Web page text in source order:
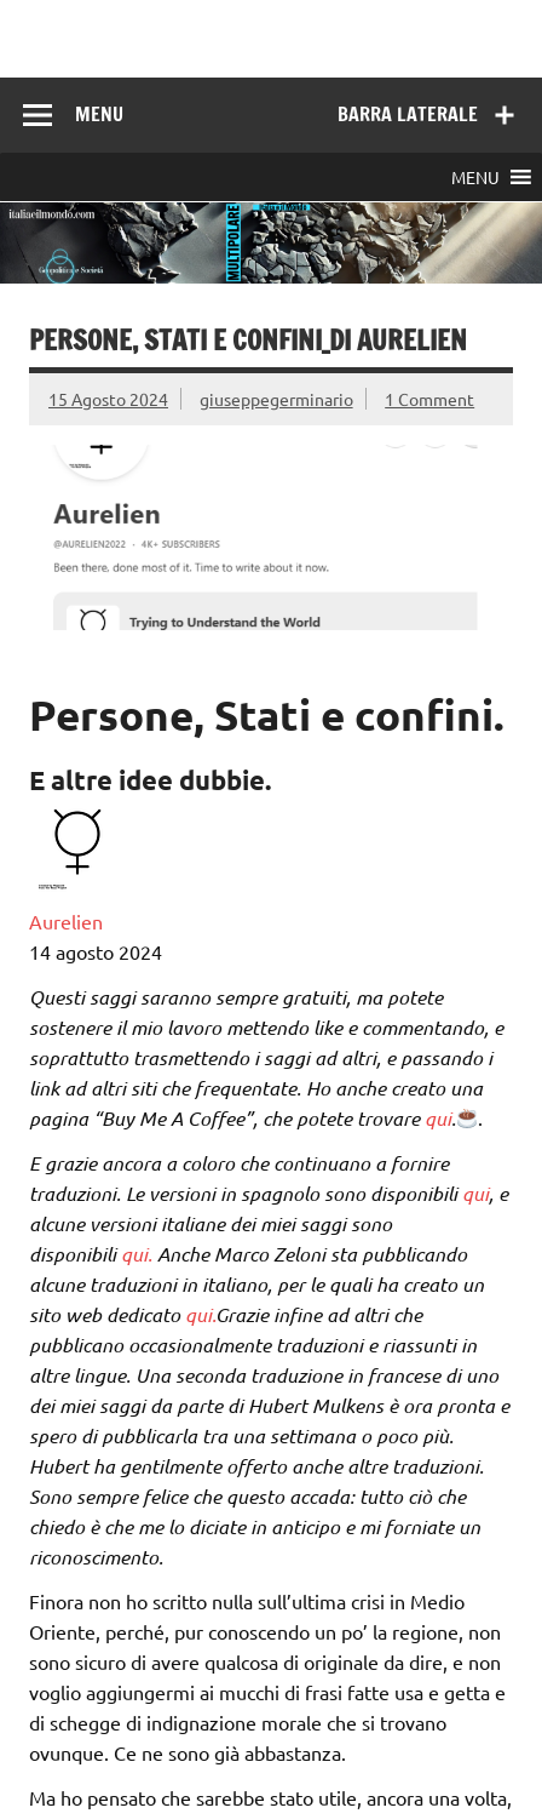
BARRA LATERALE
MENU
MENU
PERSONE, STATI E CONFINI_DI AURELIEN
15 Agosto 2024 giuseppegerminario 1 Comment
Persone, Stati e confini.
E altre idee dubbie.
Aurelien
14 agosto 2024
Questi saggi saranno sempre gratuiti, ma potete
sostenere il mio lavoro mettendo like e commentando, e
soprattutto trasmettendo i saggi ad altri, e passando i
link ad altri siti che frequentate. Ho anche creato una
pagina “Buy Me A Coffee”, che potete trovarequi. .
E grazie ancora a coloro che continuano a fornire
traduzioni. Le versioni in spagnolo sono disponibiliqui, e
alcune versioni italiane dei miei saggi sono
disponibiliqui. Anche Marco Zeloni sta pubblicando
alcune traduzioni in italiano, per le quali ha creato un
sito web dedicatoqui.Grazie infine ad altri che
pubblicano occasionalmente traduzioni e riassunti in
altre lingue. Una seconda traduzione in francese di uno
dei miei saggi da parte di Hubert Mulkens è ora pronta e
spero di pubblicarla tra una settimana o poco più.
Hubert ha gentilmente offerto anche altre traduzioni.
Sono sempre felice che questo accada: tutto ciò che
chiedo è che me lo diciate in anticipo e mi forniate un
riconoscimento.
Finora non ho scritto nulla sull’ultima crisi in Medio
Oriente, perché, pur conoscendo un po’ la regione, non
sono sicuro di avere qualcosa di originale da dire, e non
voglio aggiungermi ai mucchi di frasi fatte usa e getta e
di schegge di indignazione morale che si trovano
ovunque. Ce ne sono già abbastanza.
Ma ho pensato che sarebbe stato utile, ancora una volta,